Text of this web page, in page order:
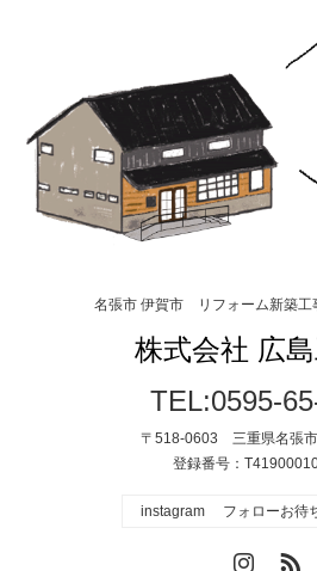
名張市 伊賀市 リフォーム新築工
株式会社 広
TEL:0595-
〒518-0603 三重県名張
登録番号：
instagram フォローお待